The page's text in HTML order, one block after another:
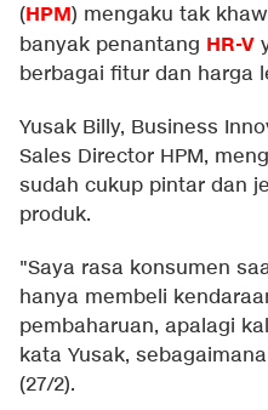
(HPM) mengaku tak
banyak penantang HR-V
berbagai fitur dan harga
Yusak Billy, Business
Sales Director HPM,
sudah cukup pintar dan
produk.
"Saya rasa konsumen
hanya membeli
pembaharuan, apalagi
kata Yusak,
(27/2).